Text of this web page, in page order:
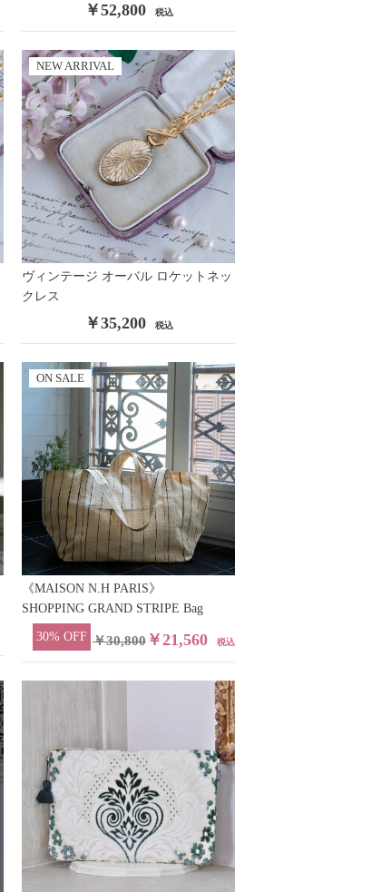
￥52,800 税込
NEW ARRIVAL
ヴィンテージ オーバル ロケットネッ
クレス
￥35,200 税込
ON SALE
《MAISON N.H PARIS》
SHOPPING GRAND STRIPE Bag
30% OFF ￥30,800 ￥21,560 税込